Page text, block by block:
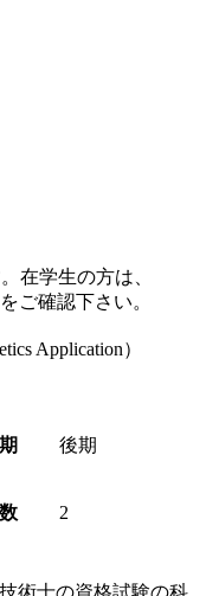
在学生の方は、
ご確認下さい。
Application）
後期
2